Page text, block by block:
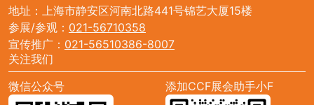
地址：上海市静安区河南北路441号锦艺大厦15楼
参展/参观： 021-56710358
宣传推广： 021-56510386-8007
关注我们
微信公众号
添加CCF展会助手小F